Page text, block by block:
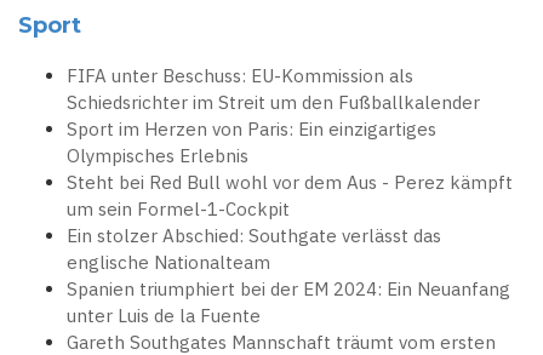
Sport
FIFA unter Beschuss: EU-Kommission als
Schiedsrichter im Streit um den Fußballkalender
Sport im Herzen von Paris: Ein einzigartiges
Olympisches Erlebnis
Steht bei Red Bull wohl vor dem Aus - Perez kämpft
um sein Formel-1-Cockpit
Ein stolzer Abschied: Southgate verlässt das
englische Nationalteam
Spanien triumphiert bei der EM 2024: Ein Neuanfang
unter Luis de la Fuente
Gareth Southgates Mannschaft träumt vom ersten